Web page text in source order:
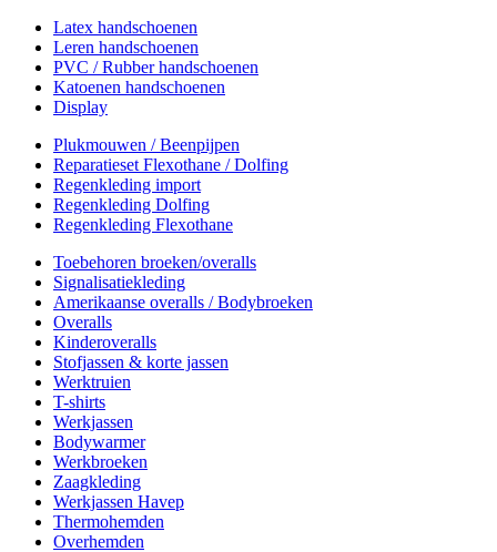
Latex handschoenen
Leren handschoenen
PVC / Rubber handschoenen
Katoenen handschoenen
Display
Plukmouwen / Beenpijpen
Reparatieset Flexothane / Dolfing
Regenkleding import
Regenkleding Dolfing
Regenkleding Flexothane
Toebehoren broeken/overalls
Signalisatiekleding
Amerikaanse overalls / Bodybroeken
Overalls
Kinderoveralls
Stofjassen & korte jassen
Werktruien
T-shirts
Werkjassen
Bodywarmer
Werkbroeken
Zaagkleding
Werkjassen Havep
Thermohemden
Overhemden